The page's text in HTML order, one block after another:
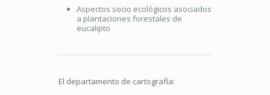
Aspectos socio ecológicos asociados
a plantaciones forestales de
eucalipto
El departamento de cartografía: